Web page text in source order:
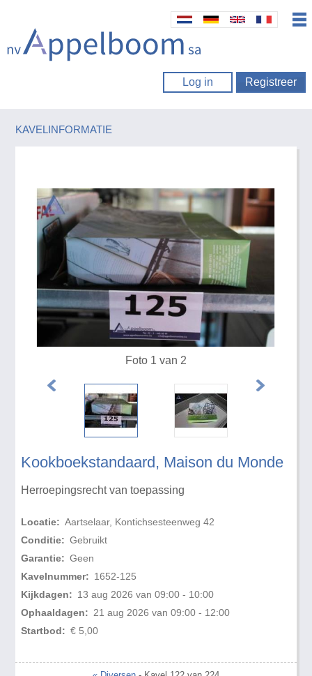
Log in Registreer
KAVELINFORMATIE
Kookboekstandaard, Maison du Monde
Herroepingsrecht van toepassing
Locatie: Aartselaar, Kontichsesteenweg 42
Conditie: Gebruikt
Garantie: Geen
Kavelnummer: 1652-125
Kijkdagen: 13 aug 2026 van 09:00 - 10:00
Ophaaldagen: 21 aug 2026 van 09:00 - 12:00
Startbod: € 5,00
Foto 1 van 2